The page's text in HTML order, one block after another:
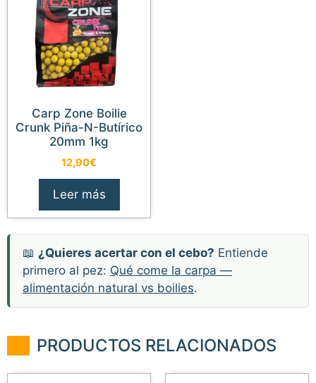
Carp Zone Boilie
Crunk Piña-N-Butírico
20mm 1kg
12,90€
Leer más
📖 ¿Quieres acertar con el cebo? Entiende
primero al pez: Qué come la carpa —
alimentación natural vs boilies.
PRODUCTOS RELACIONADOS